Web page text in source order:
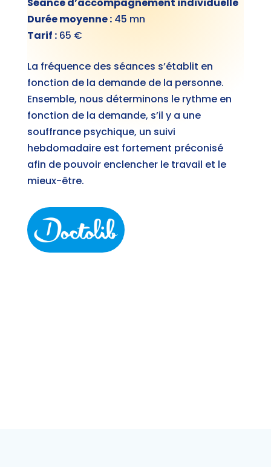
Durée moyenne :45 mn
Tarif :65 €
La fréquence des séances s’établit en
fonction de la demande de la personne.
Ensemble, nous déterminons le rythme en
fonction de la demande, s’il y a une
souffrance psychique, un suivi
hebdomadaire est fortement préconisé
afin de pouvoir enclencher le travail et le
mieux-être.